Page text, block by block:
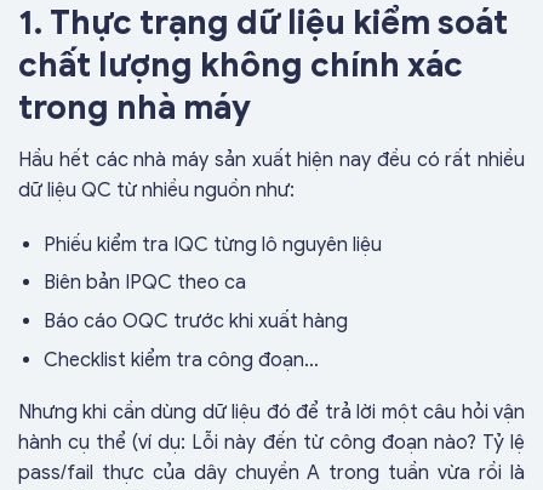
1. Thực trạng dữ liệu kiểm soát
chất lượng không chính xác
trong nhà máy
Hầu hết các nhà máy sản xuất hiện nay đều có rất nhiều
dữ liệu QC từ nhiều nguồn như:
Phiếu kiểm tra IQC từng lô nguyên liệu
Biên bản IPQC theo ca
Báo cáo OQC trước khi xuất hàng
Checklist kiểm tra công đoạn…
Nhưng khi cần dùng dữ liệu đó để trả lời một câu hỏi vận
hành cụ thể (ví dụ: Lỗi này đến từ công đoạn nào? Tỷ lệ
pass/fail thực của dây chuyền A trong tuần vừa rồi là